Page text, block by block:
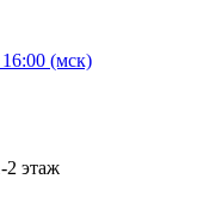
(мск)
2 этаж